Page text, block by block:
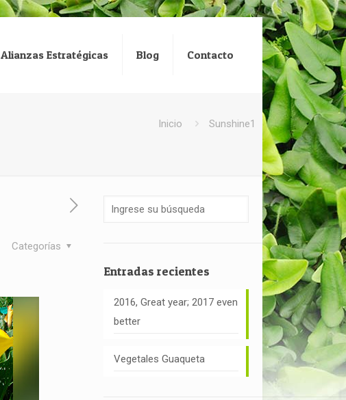
Alianzas Estratégicas Blog Contacto
Inicio Sunshine1
Categorías
Entradas recientes
2016, Great year; 2017 even
better
Vegetales Guaqueta